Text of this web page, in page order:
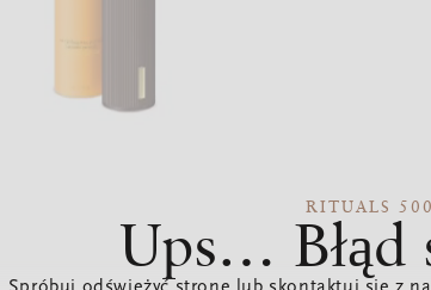
RITUALS 500
Ups… Błąd